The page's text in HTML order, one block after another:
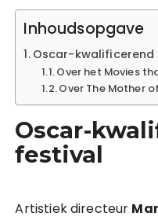
Inhoudsopgave
Oscar-
Over het Movies
Over The Mother
Oscar-
festival
Artistiek directeur